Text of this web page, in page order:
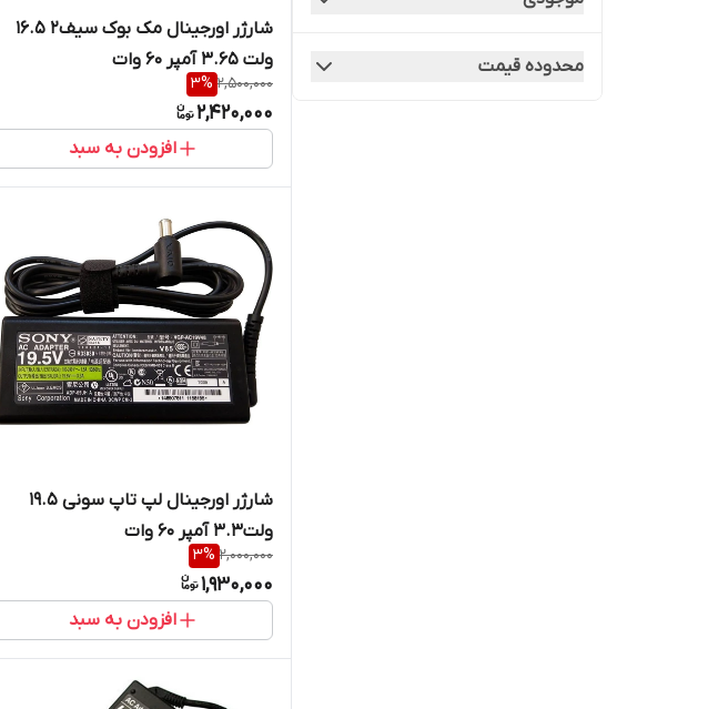
بی او ای
محدوده قیمت
شارژر اورجینال مک بوک سیف2 16.5
ولت 3.65 آمپر 60 وات
2,500,000
3%
2,420,000
افزودن به سبد
شارژر اورجینال لپ تاپ سونی 19.5
ولت3.3 آمپر 60 وات
2,000,000
3%
1,930,000
افزودن به سبد